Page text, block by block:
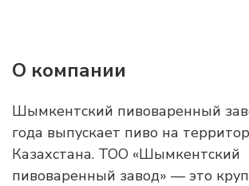
О компании
Шымкентский пивоваренный
года выпускает пиво на
Казахстана. ТОО «Шымкентский
пивоваренный завод» — это